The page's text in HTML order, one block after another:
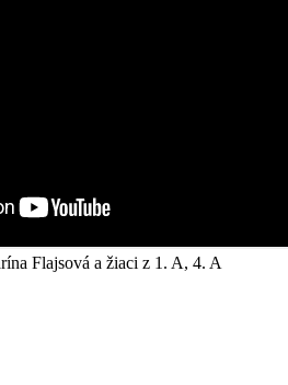
Flajsová a žiaci z 1. A, 4. A